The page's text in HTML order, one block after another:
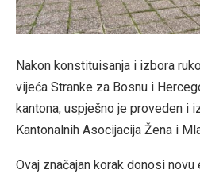
Nakon konstituisanja i izbora
vijeća Stranke za Bosnu i
kantona, uspješno je proveden i
Kantonalnih Asocijacija Žena i
Ovaj značajan korak donosi novu